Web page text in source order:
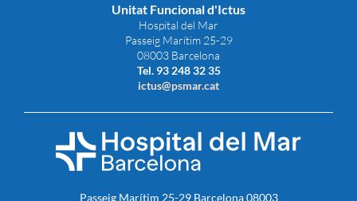
Unitat Funcional d'Ictus
Hospital del Mar
Passeig Marítim 25-29
08003 Barcelona
Tel. 93 248 32 35
ictus@psmar.cat
Passeig Marítim 25-29 Barcelona 08003